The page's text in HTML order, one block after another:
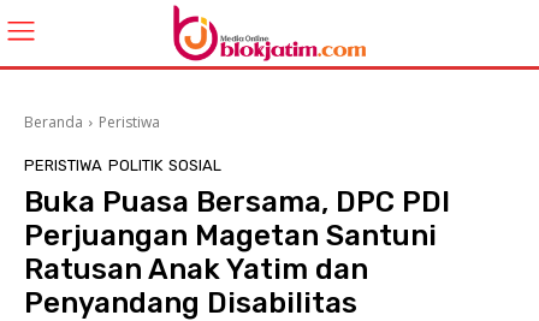
Beranda Peristiwa
PERISTIWA POLITIK SOSIAL
Buka Puasa Bersama, DPC PDI
Perjuangan Magetan Santuni
Ratusan Anak Yatim dan
Penyandang Disabilitas